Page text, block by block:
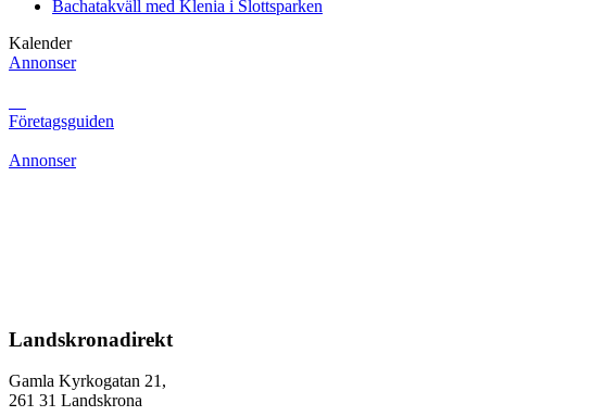
Bachatakväll med Klenia i Slottsparken
Kalender
Annonser
Företagsguiden
Annonser
Landskronadirekt
Gamla Kyrkogatan 21,
261 31 Landskrona